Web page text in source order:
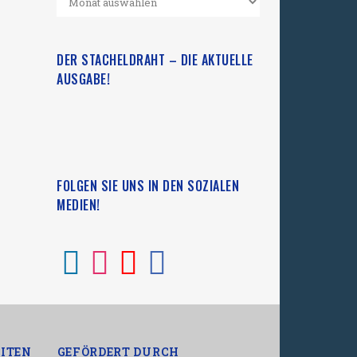
DER STACHELDRAHT – DIE AKTUELLE
AUSGABE!
FOLGEN SIE UNS IN DEN SOZIALEN
MEDIEN!
GEFÖRDERT DURCH